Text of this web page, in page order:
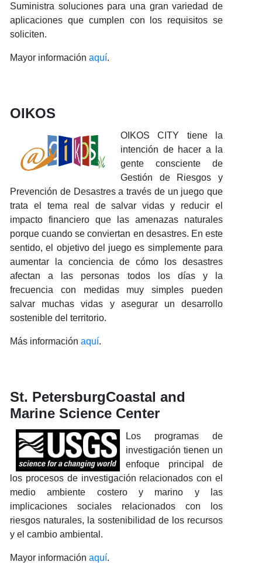
Suministra soluciones para una gran variedad de
aplicaciones que cumplen con los requisitos se
soliciten.
Mayor información aquí.
OIKOS
OIKOS CITY tiene la
intención de hacer a la
gente consciente de
Gestión de Riesgos y
Prevención de Desastres a través de un juego que
trata el tema real de salvar vidas y reducir el
impacto financiero que las amenazas naturales
porque cuando se conviertan en desastres. En este
sentido, el objetivo del juego es simplemente para
aumentar la conciencia de cómo los desastres
afectan a las personas todos los días y la
frecuencia con medidas muy simples pueden
salvar muchas vidas y asegurar un desarrollo
sostenible del territorio.
Más información aquí.
St. PetersburgCoastal and
Marine Science Center
Los programas de
investigación tienen un
enfoque principal de
los procesos de investigación relacionados con el
medio ambiente costero y marino y las
implicaciones sociales relacionados con los
riesgos naturales, la sostenibilidad de los recursos
y el cambio ambiental.
Mayor información aquí.